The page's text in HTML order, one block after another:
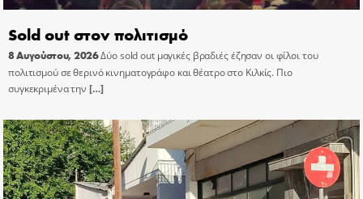
Sold out στον πολιτισμό
8 Αυγούστου, 2026Δύο sold out μαγικές βραδιές έζησαν οι φίλοι του
πολιτισμού σε θερινό κινηματογράφο και θέατρο στο Κιλκίς. Πιο
συγκεκριμένα την […]